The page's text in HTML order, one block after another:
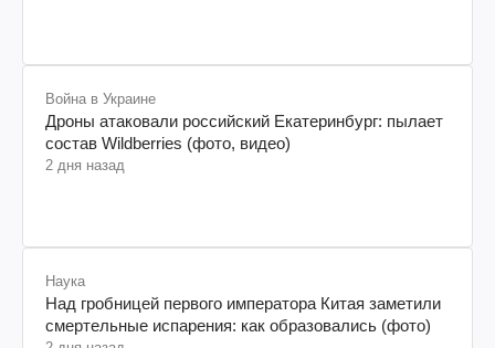
Война в Украине
Дроны атаковали российский Екатеринбург: пылает
состав Wildberries (фото, видео)
2 дня назад
Наука
Над гробницей первого императора Китая заметили
смертельные испарения: как образовались (фото)